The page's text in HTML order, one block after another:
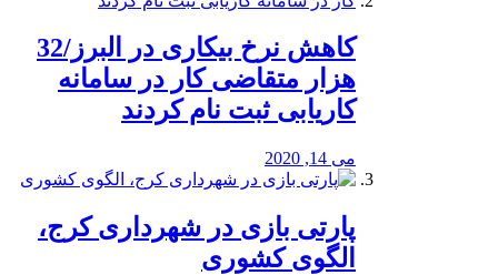
کاهش نرخ بیکاری در البرز/32
هزار متقاضی کار در سامانه
کاریابی ثبت نام کردند
می 14, 2020
پارتی بازی در شهرداری کرج،
الگوی کشوری